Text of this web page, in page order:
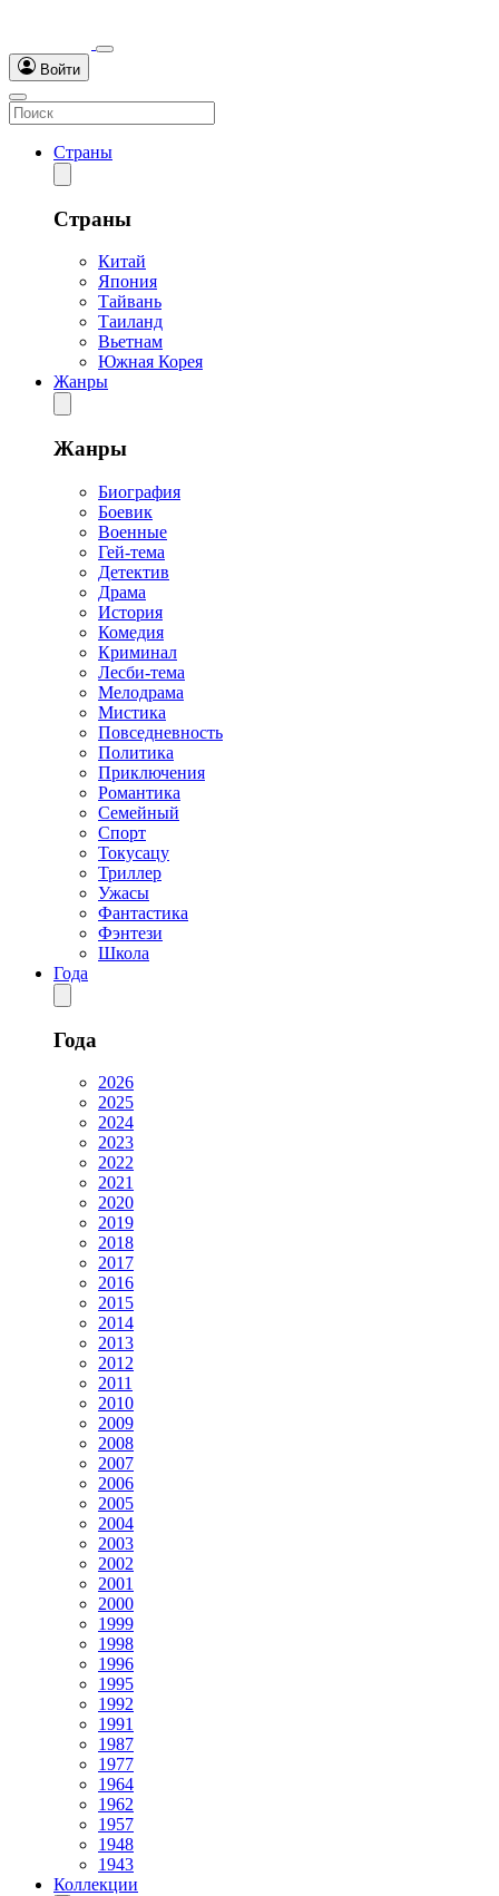
Войти
Страны
Страны
Китай
Япония
Тайвань
Таиланд
Вьетнам
Южная Корея
Жанры
Жанры
Биография
Боевик
Военные
Гей-тема
Детектив
Драма
История
Комедия
Криминал
Лесби-тема
Мелодрама
Мистика
Повседневность
Политика
Приключения
Романтика
Семейный
Спорт
Токусацу
Триллер
Ужасы
Фантастика
Фэнтези
Школа
Года
Года
2026
2025
2024
2023
2022
2021
2020
2019
2018
2017
2016
2015
2014
2013
2012
2011
2010
2009
2008
2007
2006
2005
2004
2003
2002
2001
2000
1999
1998
1996
1995
1992
1991
1987
1977
1964
1962
1957
1948
1943
Коллекции